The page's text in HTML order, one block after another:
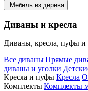
Мебель из дерева
Диваны и кресла
Диваны, кресла, пуфы и
Все диваны Прямые
диваны и уголки
Кресла и пуфы Кресла
Комплекты Комплекты